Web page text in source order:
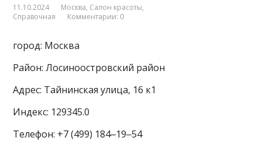
11.10.2024 Москва, Салон красоты,
Справочная
Комментарии: 0
город: Москва
Район: Лосиноостровский район
Адрес: Тайнинская улица, 16 к1
Индекс: 129345.0
Телефон: +7 (499) 184‒19‒54